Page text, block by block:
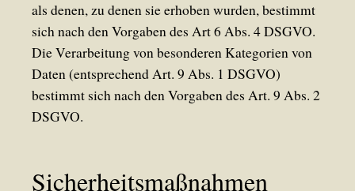
als denen, zu denen sie erhoben wurden, bestimmt
sich nach den Vorgaben des Art 6 Abs. 4 DSGVO.
Die Verarbeitung von besonderen Kategorien von
Daten (entsprechend Art. 9 Abs. 1 DSGVO)
bestimmt sich nach den Vorgaben des Art. 9 Abs. 2
DSGVO.
Sicherheitsmaßnahmen